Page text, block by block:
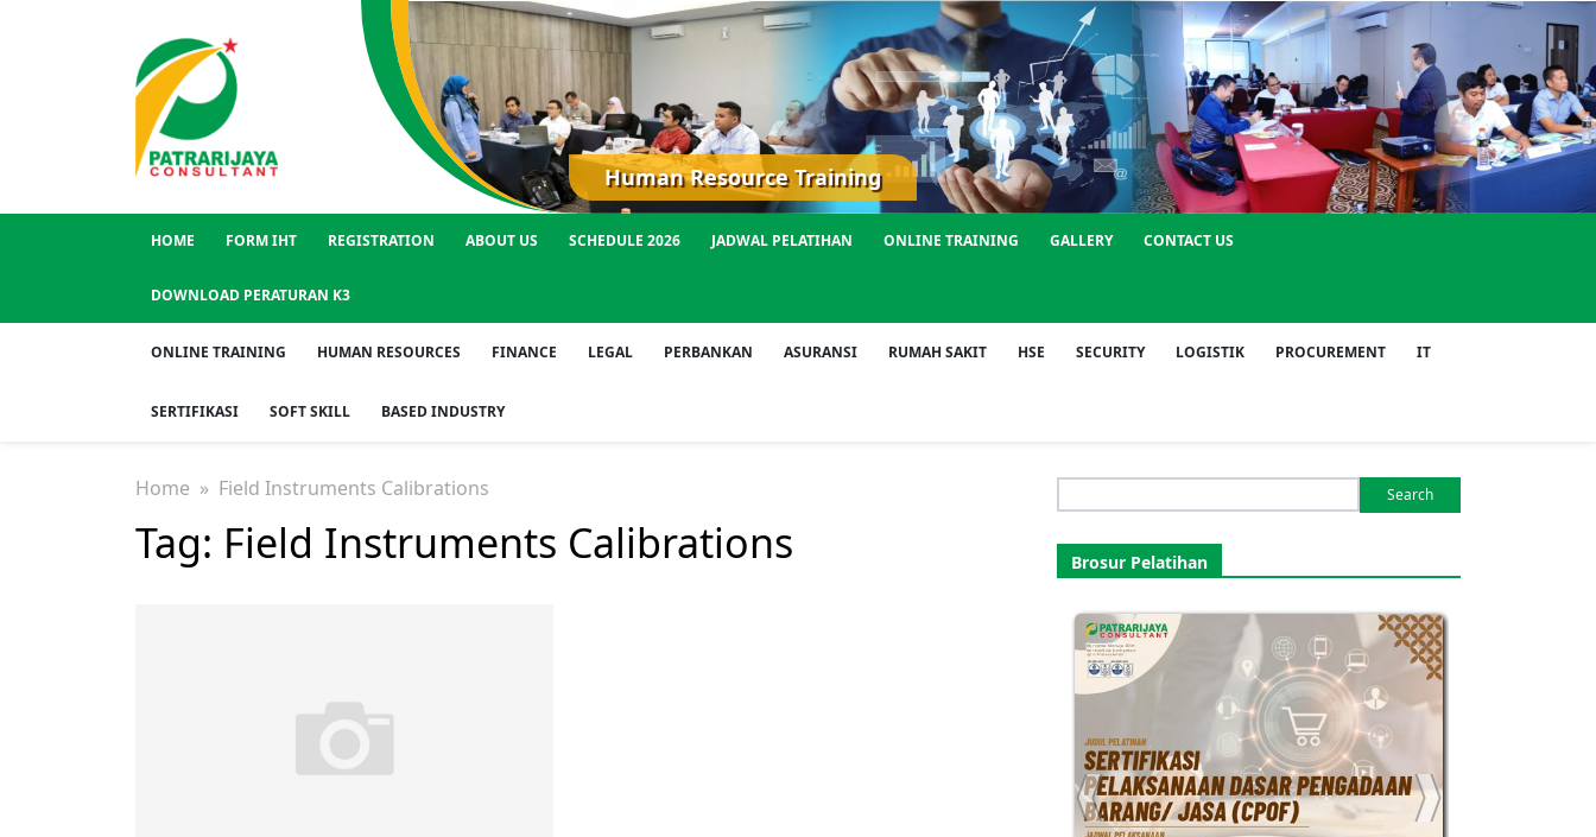
Human Resource Training
HOME FORM IHT REGISTRATION ABOUT US SCHEDULE 2026 JADWAL PELATIHAN ONLINE TRAINING GALLERY CONTACT US
DOWNLOAD PERATURAN K3
ONLINE TRAINING HUMAN RESOURCES FINANCE LEGAL PERBANKAN ASURANSI RUMAH SAKIT HSE SECURITY LOGISTIK PROCUREMENT IT
SERTIFIKASI SOFT SKILL BASED INDUSTRY
Home » Field Instruments Calibrations
Tag: Field Instruments Calibrations
for:
Brosur Pelatihan